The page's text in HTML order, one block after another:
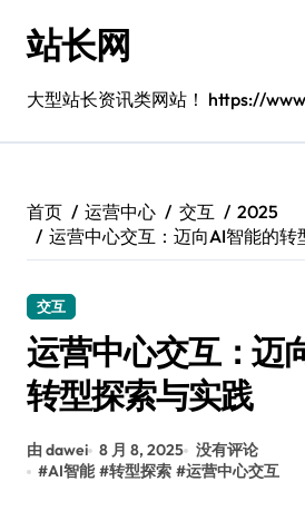
站长网
大型站长资讯类网站！ https://
首页 运营中心 交互
2025
运营中心交互：迈向AI智能的转
交互
运营中心交互：迈
转型探索与实践
由 dawei 8 月 8, 2025 没有评论
#AI智能 #转型探索 #运营中心交互